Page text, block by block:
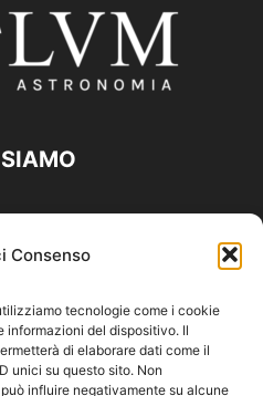
Consenso
tecnologie come i cookie
informazioni del dispositivo. Il
di elaborare dati come il
unici su questo sito. Non
influire negativamente su alcune